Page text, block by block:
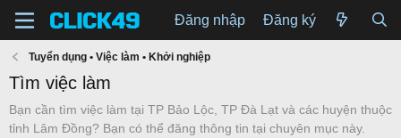
Đăng nhập Đăng ký
Tuyển dụng • Việc làm • Khởi nghiệp
Tìm việc làm
Bạn cần tìm việc làm tại TP Bảo Lộc, TP Đà Lạt và các huyện thuộc
tỉnh Lâm Đồng? Bạn có thể đăng thông tin tại chuyên mục này.